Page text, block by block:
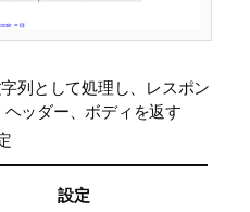
列として処理し、レスポン
ッダー、ボディを返す
設定